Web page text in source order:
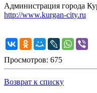
Администрация города
http://www.kurgan-city.ru
Просмотров: 675
Возврат к списку